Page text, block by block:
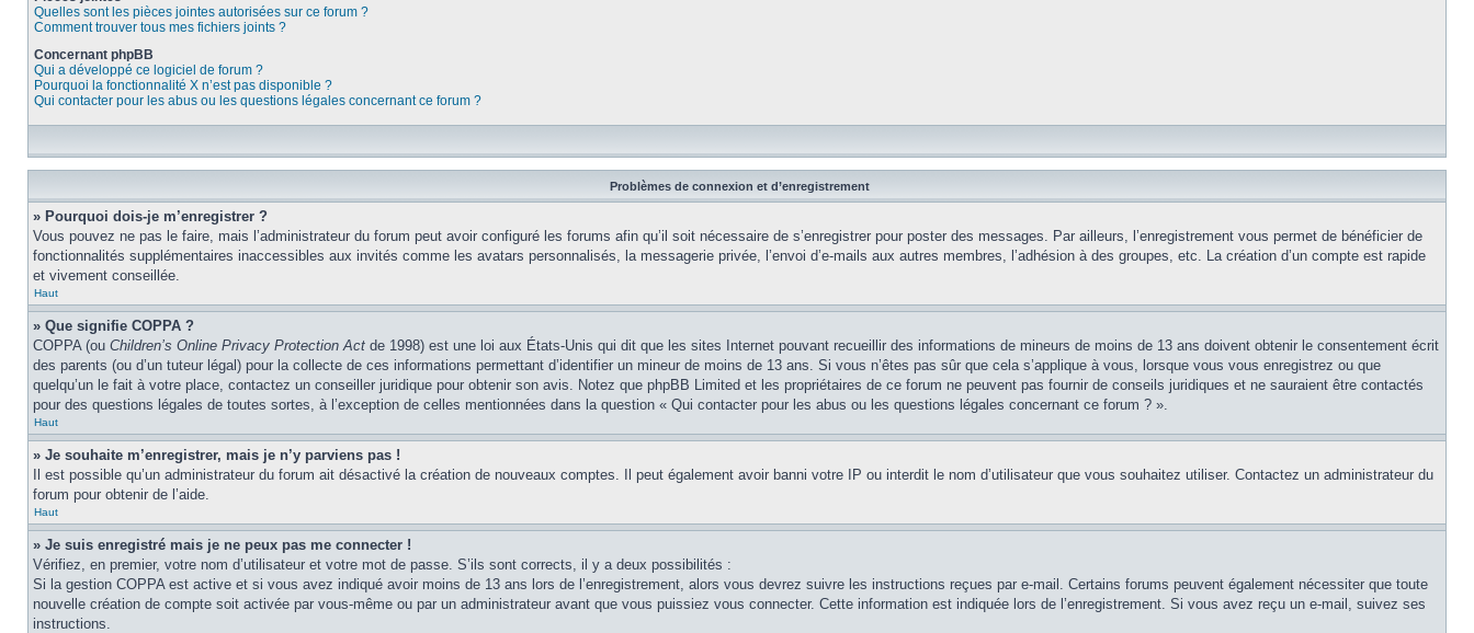
Quelles sont les pièces jointes autorisées sur ce forum ?
Comment trouver tous mes fichiers joints ?
Concernant phpBB
Qui a développé ce logiciel de forum ?
Pourquoi la fonctionnalité X n’est pas disponible ?
Qui contacter pour les abus ou les questions légales concernant ce forum ?
Problèmes de connexion et d’enregistrement
» Pourquoi dois-je m’enregistrer ?
Vous pouvez ne pas le faire, mais l’administrateur du forum peut avoir configuré les forums afin qu’il soit nécessaire de s’enregistrer pour poster des messages. Par ailleurs, l’enregistrement vous permet de bénéficier de
fonctionnalités supplémentaires inaccessibles aux invités comme les avatars personnalisés, la messagerie privée, l’envoi d’e-mails aux autres membres, l’adhésion à des groupes, etc. La création d’un compte est rapide
et vivement conseillée.
Haut
» Que signifie COPPA ?
COPPA (ou Children’s Online Privacy Protection Act de 1998) est une loi aux États-Unis qui dit que les sites Internet pouvant recueillir des informations de mineurs de moins de 13 ans doivent obtenir le consentement écrit
des parents (ou d’un tuteur légal) pour la collecte de ces informations permettant d’identifier un mineur de moins de 13 ans. Si vous n’êtes pas sûr que cela s’applique à vous, lorsque vous vous enregistrez ou que
quelqu’un le fait à votre place, contactez un conseiller juridique pour obtenir son avis. Notez que phpBB Limited et les propriétaires de ce forum ne peuvent pas fournir de conseils juridiques et ne sauraient être contactés
pour des questions légales de toutes sortes, à l’exception de celles mentionnées dans la question « Qui contacter pour les abus ou les questions légales concernant ce forum ? ».
Haut
» Je souhaite m’enregistrer, mais je n’y parviens pas !
Il est possible qu’un administrateur du forum ait désactivé la création de nouveaux comptes. Il peut également avoir banni votre IP ou interdit le nom d’utilisateur que vous souhaitez utiliser. Contactez un administrateur du
forum pour obtenir de l’aide.
Haut
» Je suis enregistré mais je ne peux pas me connecter !
Vérifiez, en premier, votre nom d’utilisateur et votre mot de passe. S’ils sont corrects, il y a deux possibilités :
Si la gestion COPPA est active et si vous avez indiqué avoir moins de 13 ans lors de l’enregistrement, alors vous devrez suivre les instructions reçues par e-mail. Certains forums peuvent également nécessiter que toute
nouvelle création de compte soit activée par vous-même ou par un administrateur avant que vous puissiez vous connecter. Cette information est indiquée lors de l’enregistrement. Si vous avez reçu un e-mail, suivez ses
instructions.